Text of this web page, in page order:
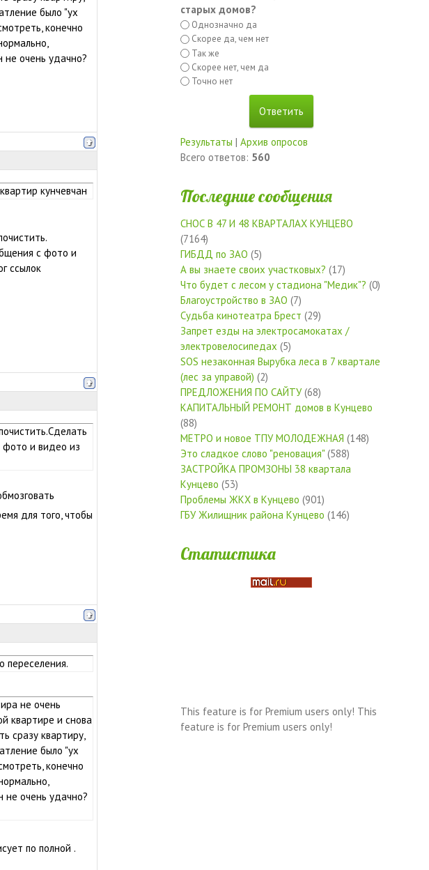
было "ух
конечно
не очень удачно?
кунчевчан
с фото и
ссылок
фото и видео из
для того, чтобы
переселения.
не очень
квартире и снова
сразу квартиру,
было "ух
конечно
не очень удачно?
по полной .
старых домов?
Однозначно да
Скорее да, чем нет
Так же
Скорее нет, чем да
Точно нет
Результаты | Архив опросов
Всего ответов: 560
Последние сообщения
СНОС В 47 И 48 КВАРТАЛАХ КУНЦЕВО
(7164)
ГИБДД по ЗАО (5)
А вы знаете своих участковых? (17)
Что будет с лесом у стадиона "Медик"? (0)
Благоустройство в ЗАО (7)
Судьба кинотеатра Брест (29)
Запрет езды на электросамокатах /
электровелосипедах (5)
SOS незаконная Вырубка леса в 7 квартале
(лес за управой) (2)
ПРЕДЛОЖЕНИЯ ПО САЙТУ(68)
КАПИТАЛЬНЫЙ РЕМОНТ домов в Кунцево
(88)
МЕТРО и новое ТПУ МОЛОДЕЖНАЯ (148)
Это сладкое слово "реновация"(588)
ЗАСТРОЙКА ПРОМЗОНЫ 38 квартала
Кунцево (53)
Проблемы ЖКХ в Кунцево (901)
ГБУ Жилищник района Кунцево (146)
Статистика
This feature is for Premium users only! This
feature is for Premium users only!